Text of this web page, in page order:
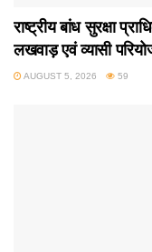
राष्ट्रीय बांध सुरक्षा
लखवाड़ एवं व्यासी
AUGUST 5, 2026 59